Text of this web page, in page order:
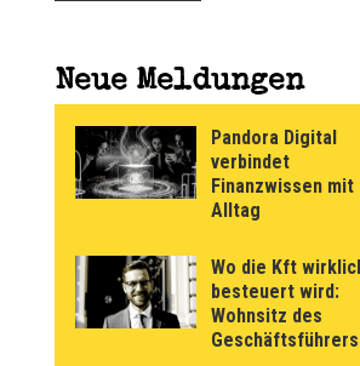
Neue Meldungen
Pandora Digital
verbindet
Finanzwissen mit
Alltag
Wo die Kft
besteuert wird:
Wohnsitz des
Geschäftsführers